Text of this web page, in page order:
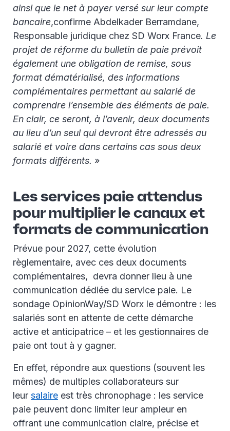
ainsi que le net à payer versé sur leur compte
bancaire,confirme Abdelkader Berramdane,
Responsable juridique chez SD Worx France. Le
projet de réforme du bulletin de paie prévoit
également une obligation de remise, sous
format dématérialisé, des informations
complémentaires permettant au salarié de
comprendre l’ensemble des éléments de paie.
En clair, ce seront, à l’avenir, deux documents
au lieu d’un seul qui devront être adressés au
salarié et voire dans certains cas sous deux
formats différents. »
Les services paie attendus
pour multiplier le canaux et
formats de communication
Prévue pour 2027, cette évolution
règlementaire, avec ces deux documents
complémentaires, devra donner lieu à une
communication dédiée du service paie. Le
sondage OpinionWay/SD Worx le démontre : les
salariés sont en attente de cette démarche
active et anticipatrice – et les gestionnaires de
paie ont tout à y gagner.
En effet, répondre aux questions (souvent les
mêmes) de multiples collaborateurs sur
leur salaire est très chronophage : les service
paie peuvent donc limiter leur ampleur en
offrant une communication claire, précise et